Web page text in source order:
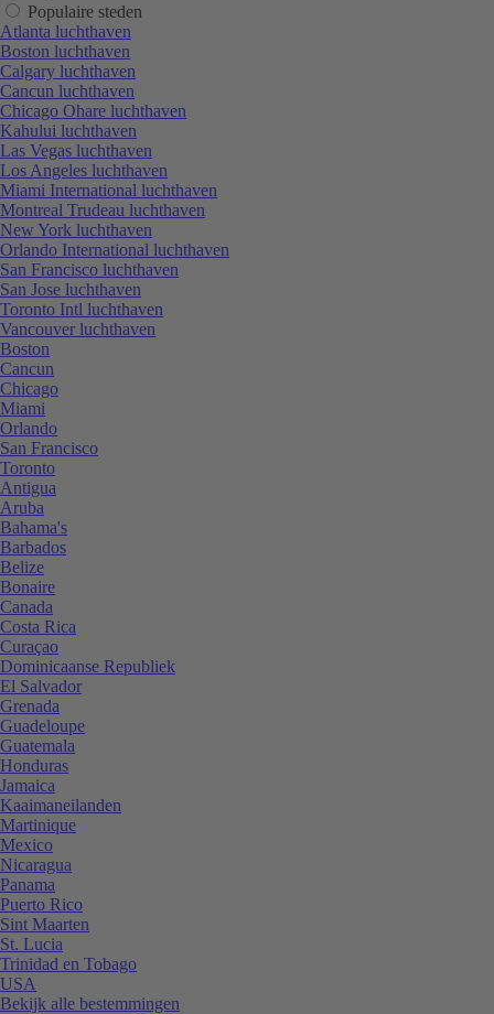
Populaire steden
Atlanta luchthaven
Boston luchthaven
Calgary luchthaven
Cancun luchthaven
Chicago Ohare luchthaven
Kahului luchthaven
Las Vegas luchthaven
Los Angeles luchthaven
Miami International luchthaven
Montreal Trudeau luchthaven
New York luchthaven
Orlando International luchthaven
San Francisco luchthaven
San Jose luchthaven
Toronto Intl luchthaven
Vancouver luchthaven
Boston
Cancun
Chicago
Miami
Orlando
San Francisco
Toronto
Antigua
Aruba
Bahama's
Barbados
Belize
Bonaire
Canada
Costa Rica
Curaçao
Dominicaanse Republiek
El Salvador
Grenada
Guadeloupe
Guatemala
Honduras
Jamaica
Kaaimaneilanden
Martinique
Mexico
Nicaragua
Panama
Puerto Rico
Sint Maarten
St. Lucia
Trinidad en Tobago
USA
Bekijk alle bestemmingen